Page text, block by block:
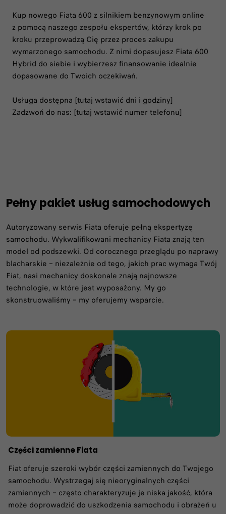
Kup nowego Fiata 600 z silnikiem benzynowym online
z pomocą naszego zespołu ekspertów, którzy krok po
kroku przeprowadzą Cię przez proces zakupu
wymarzonego samochodu. Z nimi dopasujesz Fiata 600
Hybrid do siebie i wybierzesz finansowanie idealnie
dopasowane do Twoich oczekiwań.
Usługa dostępna [tutaj wstawić dni i godziny]
Zadzwoń do nas: [tutaj wstawić numer telefonu]
Pełny pakiet usług samochodowych
Autoryzowany serwis Fiata oferuje pełną ekspertyzę
samochodu. Wykwalifikowani mechanicy Fiata znają ten
model od podszewki. Od corocznego przeglądu po naprawy
blacharskie – niezależnie od tego, jakich prac wymaga Twój
Fiat, nasi mechanicy doskonale znają najnowsze
technologie, w które jest wyposażony. My go
skonstruowaliśmy – my oferujemy wsparcie.
Części zamienne Fiata
Fiat oferuje szeroki wybór części zamiennych do Twojego
samochodu. Wystrzegaj się nieoryginalnych części
zamiennych – często charakteryzuje je niska jakość, która
może doprowadzić do uszkodzenia samochodu i obrażeń u